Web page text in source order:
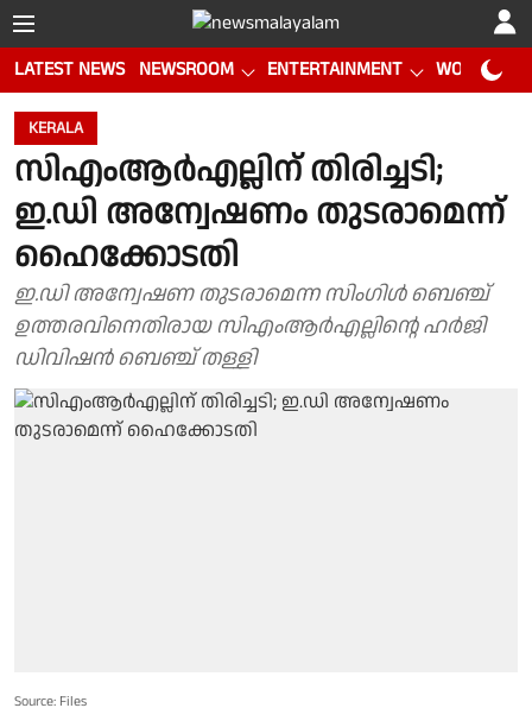
LATEST NEWS NEWSROOM ENTERTAINMENT WORLD CUP
KERALA
സിഎംആര്‍എല്ലിന് തിരിച്ചടി;
ഇ.ഡി അന്വേഷണം തുടരാമെന്ന്
ഹൈക്കോടതി
ഇ.ഡി അന്വേഷണ തുടരാമെന്ന സിംഗിൾ ബെഞ്ച്
ഉത്തരവിനെതിരായ സിഎംആർഎല്ലിന്റെ ഹർജി
ഡിവിഷൻ ബെഞ്ച് തള്ളി
Source: Files